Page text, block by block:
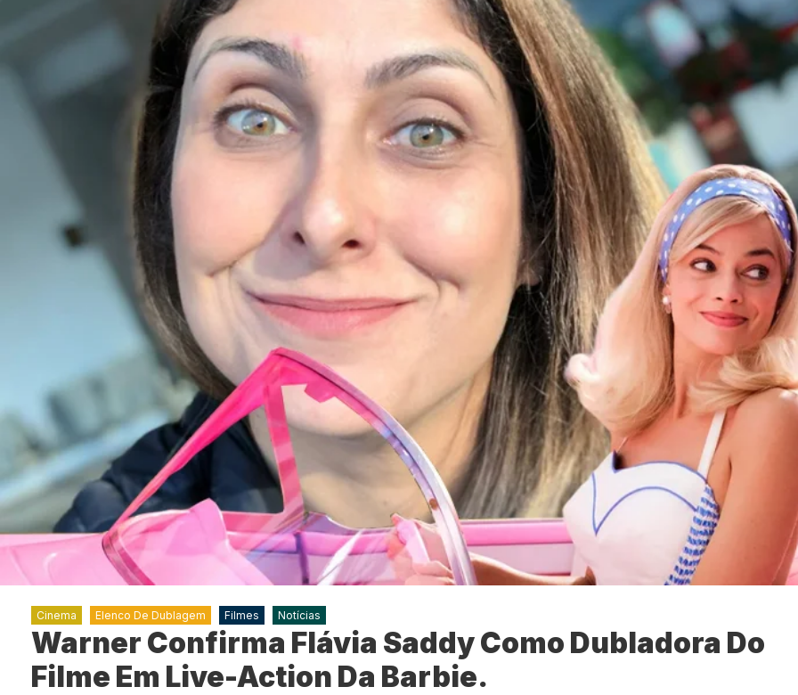
Cinema Elenco De Dublagem Filmes Notícias
Warner Confirma Flávia Saddy Como Dubladora Do
Filme Em Live-Action Da Barbie.